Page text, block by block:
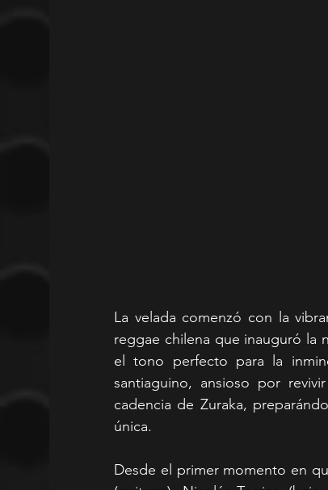
La velada comenzó con la
reggae chilena que inauguró la
el tono perfecto para la
santiaguino, ansioso por
cadencia de Zuraka,
única.
Desde el primer momento en